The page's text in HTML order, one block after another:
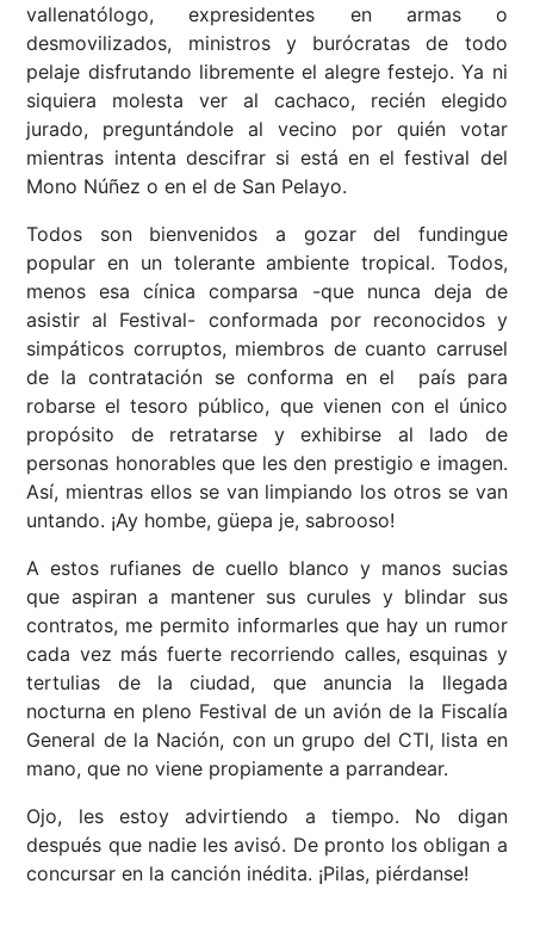
vallenatólogo, expresidentes en armas o
desmovilizados, ministros y burócratas de todo
pelaje disfrutando libremente el alegre festejo. Ya ni
siquiera molesta ver al cachaco, recién elegido
jurado, preguntándole al vecino por quién votar
mientras intenta descifrar si está en el festival del
Mono Núñez o en el de San Pelayo.
Todos son bienvenidos a gozar del fundingue
popular en un tolerante ambiente tropical. Todos,
menos esa cínica comparsa -que nunca deja de
asistir al Festival- conformada por reconocidos y
simpáticos corruptos, miembros de cuanto carrusel
de la contratación se conforma en el país para
robarse el tesoro público, que vienen con el único
propósito de retratarse y exhibirse al lado de
personas honorables que les den prestigio e imagen.
Así, mientras ellos se van limpiando los otros se van
untando. ¡Ay hombe, güepa je, sabrooso!
A estos rufianes de cuello blanco y manos sucias
que aspiran a mantener sus curules y blindar sus
contratos, me permito informarles que hay un rumor
cada vez más fuerte recorriendo calles, esquinas y
tertulias de la ciudad, que anuncia la llegada
nocturna en pleno Festival de un avión de la Fiscalía
General de la Nación, con un grupo del CTI, lista en
mano, que no viene propiamente a parrandear.
Ojo, les estoy advirtiendo a tiempo. No digan
después que nadie les avisó. De pronto los obligan a
concursar en la canción inédita. ¡Pilas, piérdanse!